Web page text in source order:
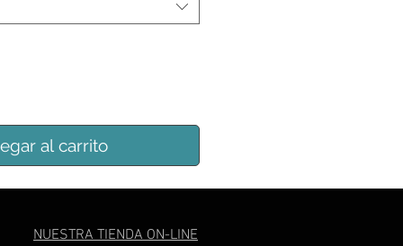
al carrito
NUESTRA TIENDA ON-LINE